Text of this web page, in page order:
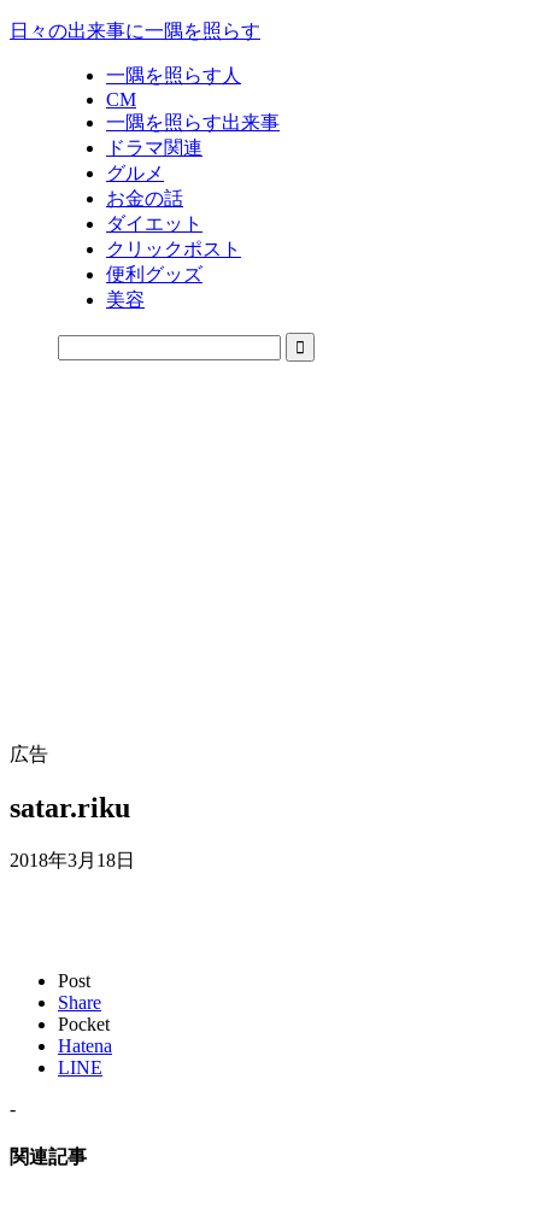
日々の出来事に一隅を照らす
一隅を照らす人
CM
一隅を照らす出来事
ドラマ関連
グルメ
お金の話
ダイエット
クリックポスト
便利グッズ
美容
広告
satar.riku
2018年3月18日
Post
Share
Pocket
Hatena
LINE
-
関連記事